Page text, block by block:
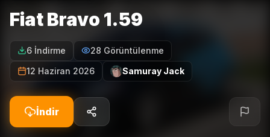
Fiat Bravo 1.59
6 İndirme
28 Görüntülenme
12 Haziran 2026
Samuray Jack
İndir